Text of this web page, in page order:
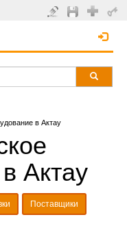
в Актау
Актау
Поставщики